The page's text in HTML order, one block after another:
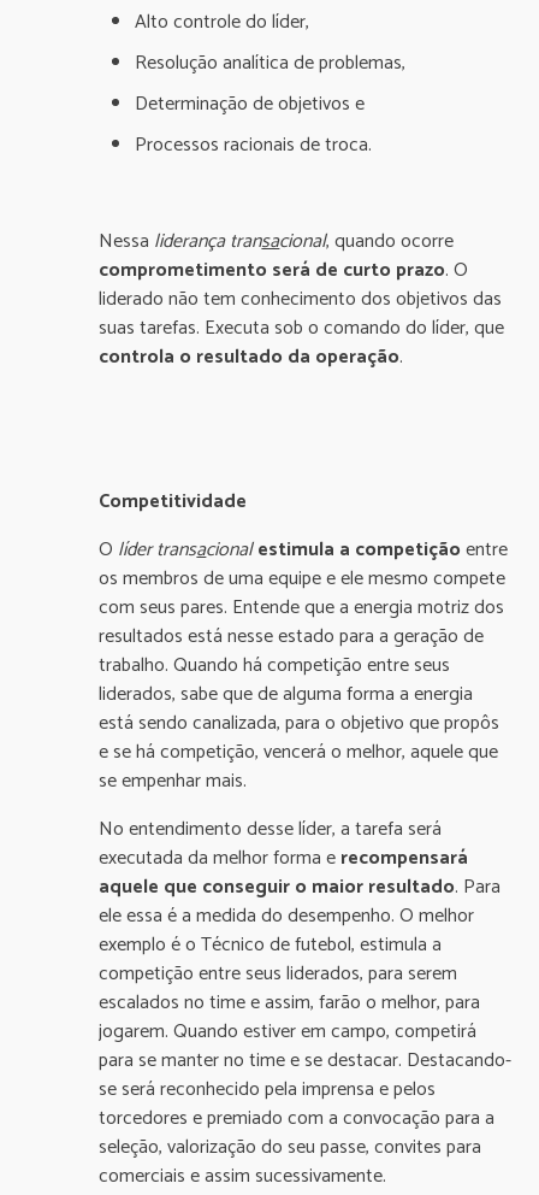
Alto controle do líder,
Resolução analítica de problemas,
Determinação de objetivos e
Processos racionais de troca.
Nessa liderança transacional, quando ocorre
comprometimento será de curto prazo. O
liderado não tem conhecimento dos objetivos das
suas tarefas. Executa sob o comando do líder, que
controla o resultado da operação.
Competitividade
O líder transacionalestimula a competiçãoentre
os membros de uma equipe e ele mesmo compete
com seus pares. Entende que a energia motriz dos
resultados está nesse estado para a geração de
trabalho. Quando há competição entre seus
liderados, sabe que de alguma forma a energia
está sendo canalizada, para o objetivo que propôs
e se há competição, vencerá o melhor, aquele que
se empenhar mais.
No entendimento desse líder, a tarefa será
executada da melhor forma erecompensará
aquele que conseguir o maior resultado. Para
ele essa é a medida do desempenho. O melhor
exemplo é o Técnico de futebol, estimula a
competição entre seus liderados, para serem
escalados no time e assim, farão o melhor, para
jogarem. Quando estiver em campo, competirá
para se manter no time e se destacar. Destacando-
se será reconhecido pela imprensa e pelos
torcedores e premiado com a convocação para a
seleção, valorização do seu passe, convites para
comerciais e assim sucessivamente.